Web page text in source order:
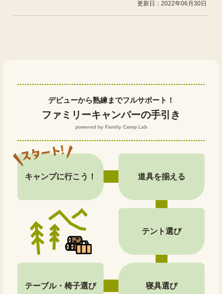
更新日：2022年06月30日
デビューから熟練までフルサポート！
ファミリーキャンパーの手引き
powered by Family Camp Lab
キャンプに行こう！ 道具を揃える
テント選び
テーブル・椅子選び 寝具選び